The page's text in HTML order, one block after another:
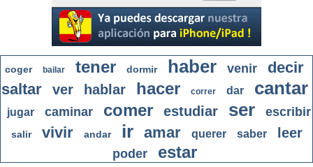
coger bailar tener dormir haber venir
decir
saltar
ver hablar hacer correr dar cantar
jugar caminar comer estudiar ser escribir
salir vivir andar ir amar querer saber leer
poder estar